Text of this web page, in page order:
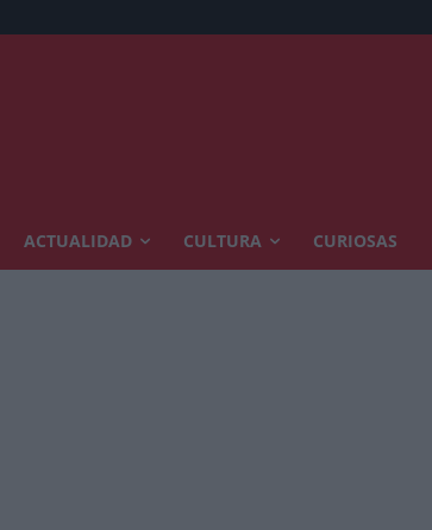
MODELO
ACTUALIDAD CULTURA CURIOSAS